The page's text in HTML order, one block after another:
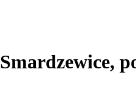
Smardzewice,